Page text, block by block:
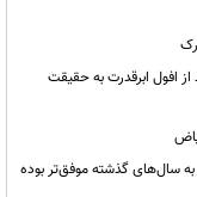
افول ابرقدرت به حقیقت
سال‌های گذشته موفق‌تر بوده